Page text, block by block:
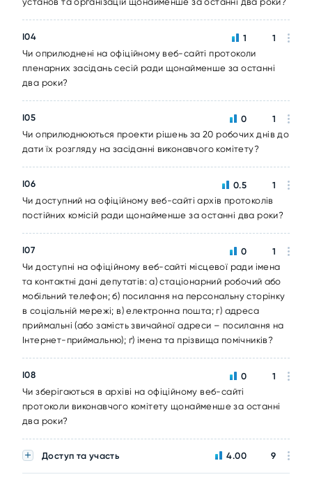
I04
Чи оприлюднені на офіційному веб-сайті протоколи
пленарних засідань сесій ради щонайменше за останні
два роки?
1 1
I05
Чи оприлюднюються проекти рішень за 20 робочих днів до
дати їх розгляду на засіданні виконавчого комітету?
0 1
I06
Чи доступний на офіційному веб-сайті архів протоколів
постійних комісій ради щонайменше за останні два роки?
0.5 1
I07
Чи доступні на офіційному веб-сайті місцевої ради імена
та контактні дані депутатів: а) стаціонарний робочий або
мобільний телефон; б) посилання на персональну сторінку
в соціальній мережі; в) електронна пошта; г) адреса
приймальні (або замість звичайної адреси – посилання на
Інтернет-приймальню); ґ) імена та прізвища помічників?
0 1
I08
Чи зберігаються в архіві на офіційному веб-сайті
протоколи виконавчого комітету щонайменше за останні
два роки?
0 1
Доступ та участь 4.00 9